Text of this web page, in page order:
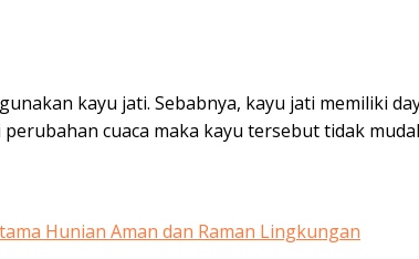
kayu jati. Sebabnya, kayu jati memiliki
cuaca maka kayu tersebut tidak
Hunian Aman dan Raman Lingkungan